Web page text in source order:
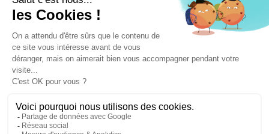
avec nous ?
Nous sommes
à votre écoute
Vos enjeux
Nos expertises